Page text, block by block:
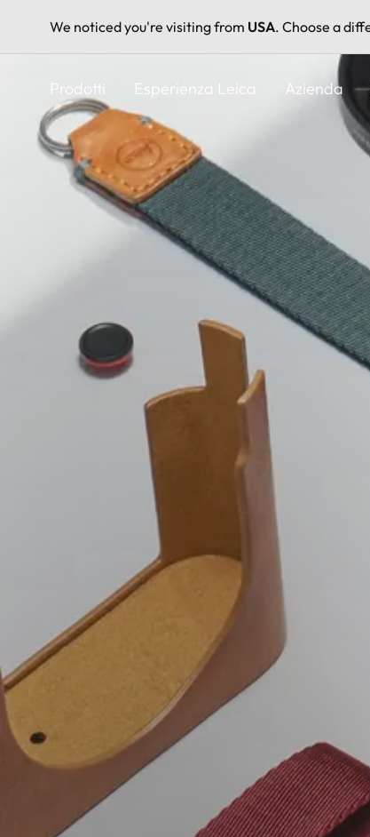
We noticed you're visiting from USA. Choose a
contenuto
principale
Prodotti Esperienza Leica Azienda